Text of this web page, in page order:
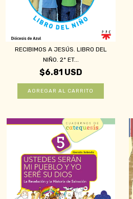
RECIBIMOS A JESÚS. LIBRO DEL
NIÑO. 2ª ET...
$6.81 USD